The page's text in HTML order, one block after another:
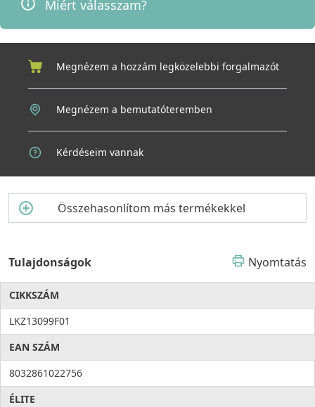
nem csupán egy konyhai eszköz, hanem egy hosszú távra
megbízhatóság találkozik a mindennapi kényelemmel.
Miért válasszam?
Megnézem a hozzám legközelebbi forgalmazót
Megnézem a bemutatóteremben
Kérdéseim vannak
Összehasonlítom más termékekkel
Tulajdonságok Nyomtatás
CIKKSZÁM
LKZ13099F01
EAN SZÁM
8032861022756
ÉLITE